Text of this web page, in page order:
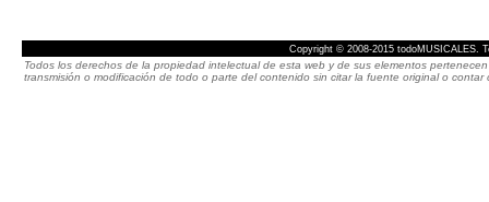
Copyright © 2008-2015 todoMUSICALES.
Todos los derechos de la propiedad intelectual de esta web y de sus elementos
transmisión o modificación de todo o parte del contenido sin citar la fuente original o